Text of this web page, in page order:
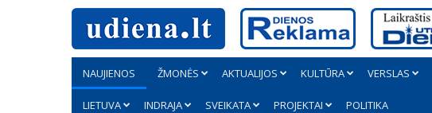
NAUJIENOS ŽMONĖS AKTUALIJOS KULTŪRA VERSLAS
LIETUVA INDRAJA SVEIKATA PROJEKTAI POLITIKA